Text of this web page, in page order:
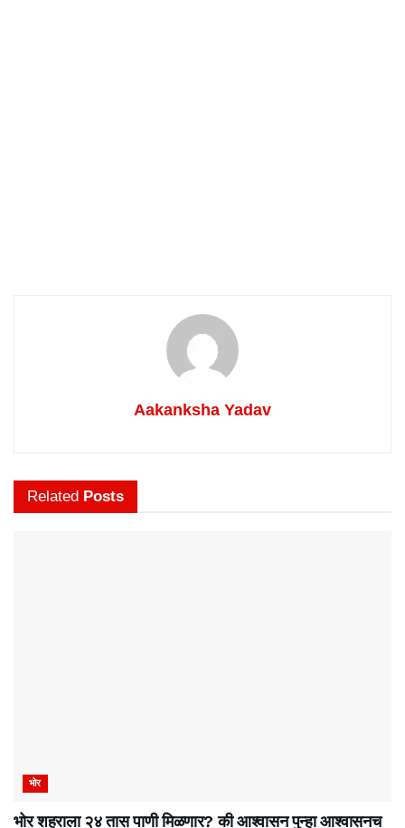
Aakanksha Yadav
Related Posts
भोर
भोर शहराला २४ तास पाणी मिळणार? की आश्वासन पुन्हा आश्वासनच